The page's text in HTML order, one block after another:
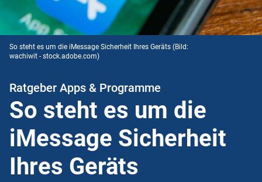
So steht es um die iMessage Sicherheit Ihres Geräts (Bild:
wachiwit - stock.adobe.com)
Ratgeber Apps & Programme
So steht es um die
iMessage Sicherheit
Ihres Geräts